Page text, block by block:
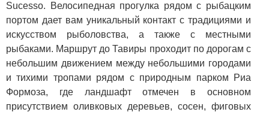
Sucesso. Велосипедная прогулка рядом с рыбацким
портом дает вам уникальный контакт с традициями и
искусством рыболовства, а также с местными
рыбаками. Маршрут до Тавиры проходит по дорогам с
небольшим движением между небольшими городами
и тихими тропами рядом с природным парком Риа
Формоза, где ландшафт отмечен в основном
присутствием оливковых деревьев, сосен, фиговых